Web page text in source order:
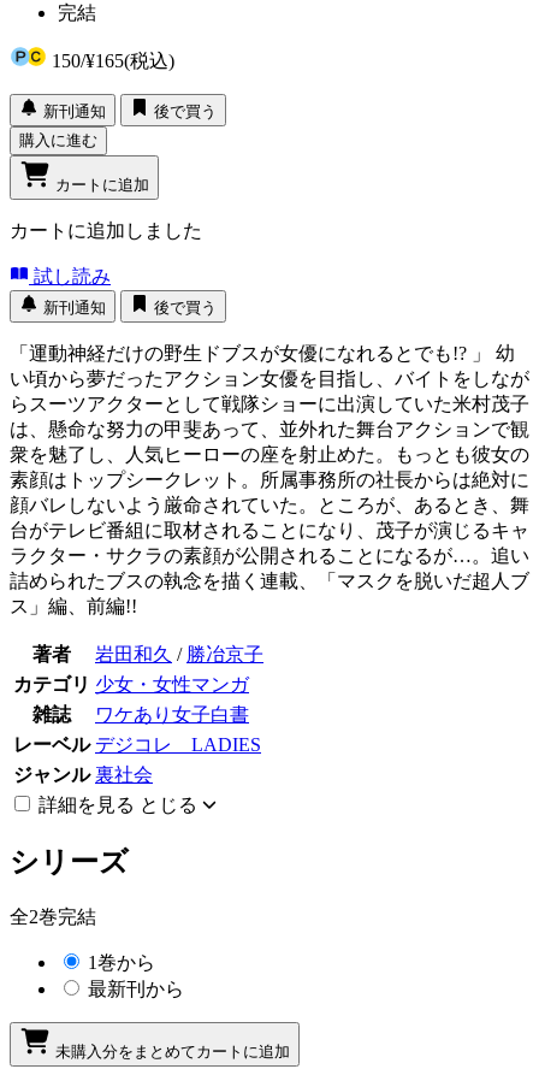
完結
150/¥165(税込)
新刊通知
後で買う
購入に進む
カートに追加
カートに追加しました
試し読み
新刊通知 後で買う
「運動神経だけの野生ドブスが女優になれるとでも!? 」 幼
い頃から夢だったアクション女優を目指し、バイトをしなが
らスーツアクターとして戦隊ショーに出演していた米村茂子
は、懸命な努力の甲斐あって、並外れた舞台アクションで観
衆を魅了し、人気ヒーローの座を射止めた。もっとも彼女の
素顔はトップシークレット。所属事務所の社長からは絶対に
顔バレしないよう厳命されていた。ところが、あるとき、舞
台がテレビ番組に取材されることになり、茂子が演じるキャ
ラクター・サクラの素顔が公開されることになるが…。追い
詰められたブスの執念を描く連載、「マスクを脱いだ超人ブ
ス」編、前編!!
著者 岩田和久 / 勝冶京子
カテゴリ 少女・女性マンガ
雑誌
ワケあり女子白書
レーベル デジコレ LADIES
ジャンル 裏社会
詳細を見る とじる
シリーズ
全2巻完結
1巻から
最新刊から
未購入分をまとめてカートに追加